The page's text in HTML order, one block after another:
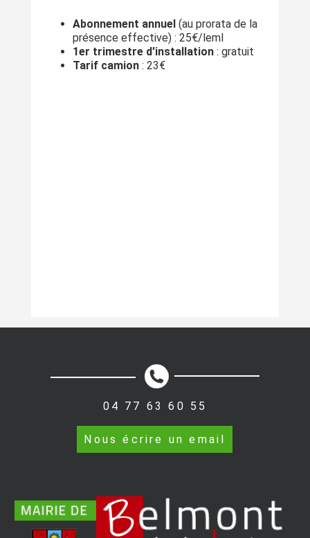
Abonnement annuel (au prorata de la
présence effective) : 25€/leml
1er trimestre d'installation : gratuit
Tarif camion : 23€
04 77 63 60 55
Nous écrire un email